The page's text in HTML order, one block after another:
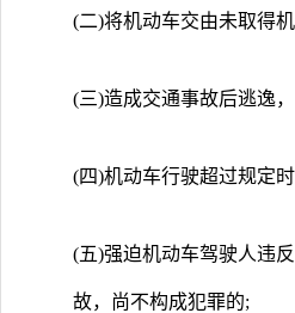
(二)将机动车交由未取得
(三)造成交通事故后逃逸
(四)机动车行驶超过规定
(五)强迫机动车驾驶人违
故，尚不构成犯罪的;